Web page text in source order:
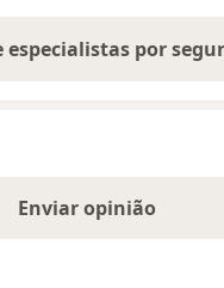
especialistas por
Enviar opinião